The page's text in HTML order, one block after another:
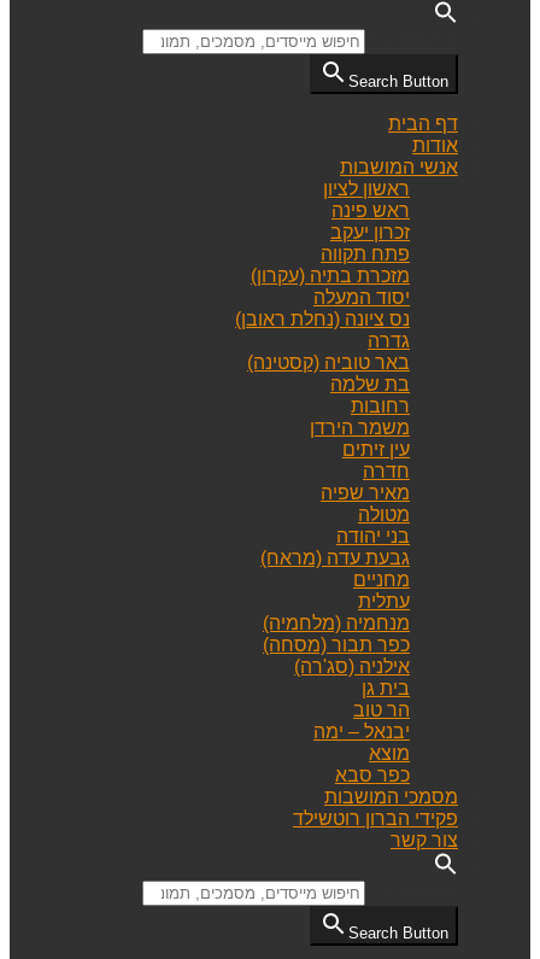
Search Button
דף הבית
אודות
אנשי המושבות
ראשון לציון
ראש פינה
זכרון יעקב
פתח תקווה
מזכרת בתיה (עקרון)
יסוד המעלה
נס ציונה (נחלת ראובן)
גדרה
באר טוביה (קסטינה)
בת שלמה
רחובות
משמר הירדן
עין זיתים
חדרה
מאיר שפיה
מטולה
בני יהודה
גבעת עדה (מראח)
מחניים
עתלית
מנחמיה (מלחמיה)
כפר תבור (מסחה)
אילניה (סג'רה)
בית גן
הר טוב
יבנאל – ימה
מוצא
כפר סבא
מסמכי המושבות
פקידי הברון רוטשילד
צור קשר
Search Button